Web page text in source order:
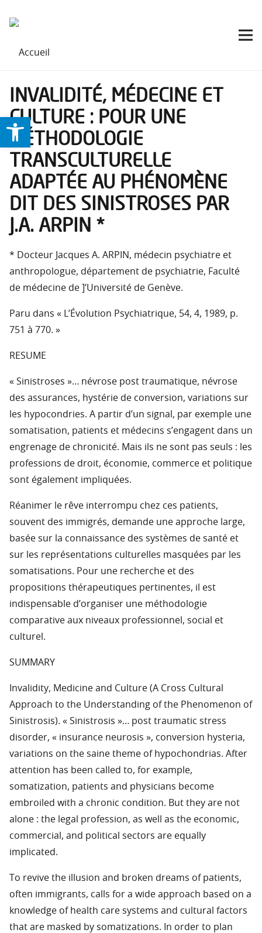
Ouvrir la barre d’outils
INVALIDITÉ, MÉDECINE ET
CULTURE : POUR UNE
MÉTHODOLOGIE
TRANSCULTURELLE
ADAPTÉE AU PHÉNOMÈNE
DIT DES SINISTROSES PAR
J.A. ARPIN *
* Docteur Jacques A. ARPIN, médecin psychiatre et
anthropologue, département de psychiatrie, Faculté
de médecine de ]’Université de Genève.
Paru dans « L’Évolution Psychiatrique, 54, 4, 1989, p.
751 à 770. »
RESUME
« Sinistroses »… névrose post traumatique, névrose
des assurances, hystérie de conversion, variations sur
les hypocondries. A partir d’un signal, par exemple une
somatisation, patients et médecins s’engagent dans un
engrenage de chronicité. Mais ils ne sont pas seuls : les
professions de droit, économie, commerce et politique
sont également impliquées.
Réanimer le rêve interrompu chez ces patients,
souvent des immigrés, demande une approche large,
basée sur la connaissance des systèmes de santé et
sur les représentations culturelles masquées par les
somatisations. Pour une recherche et des
propositions thérapeutiques pertinentes, il est
indispensable d’organiser une méthodologie
comparative aux niveaux professionnel, social et
culturel.
SUMMARY
Invalidity, Medicine and Culture (A Cross Cultural
Approach to the Understanding of the Phenomenon of
Sinistrosis). « Sinistrosis »… post traumatic stress
disorder, « insurance neurosis », conversion hysteria,
variations on the saine theme of hypochondrias. After
attention has been called to, for example,
somatization, patients and physicians become
embroiled with a chronic condition. But they are not
alone : the legal profession, as well as the economic,
commercial, and political sectors are equally
implicated.
To revive the illusion and broken dreams of patients,
often immigrants, calls for a wide approach based on a
knowledge of health care systems and cultural factors
that are masked by somatizations. In order to plan